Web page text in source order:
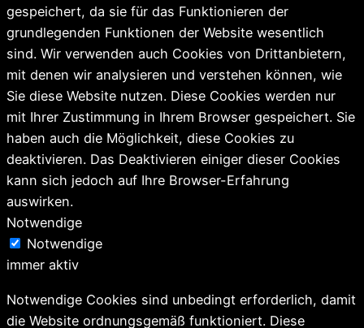
gespeichert, da sie für das Funktionieren der
grundlegenden Funktionen der Website wesentlich
sind. Wir verwenden auch Cookies von Drittanbietern,
mit denen wir analysieren und verstehen können, wie
Sie diese Website nutzen. Diese Cookies werden nur
mit Ihrer Zustimmung in Ihrem Browser gespeichert. Sie
haben auch die Möglichkeit, diese Cookies zu
deaktivieren. Das Deaktivieren einiger dieser Cookies
kann sich jedoch auf Ihre Browser-Erfahrung
auswirken.
Notwendige
Notwendige
immer aktiv
Notwendige Cookies sind unbedingt erforderlich, damit
die Website ordnungsgemäß funktioniert. Diese